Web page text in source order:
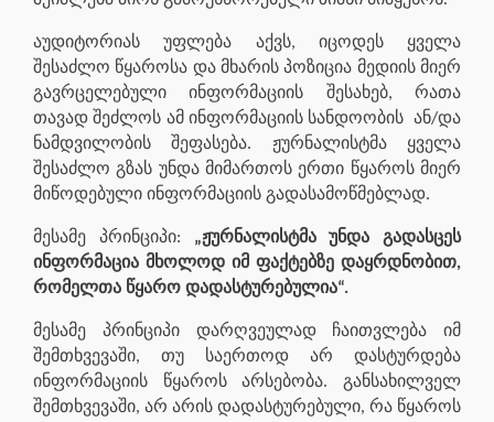
აუდიტორიას უფლება აქვს, იცოდეს ყველა
შესაძლო წყაროსა და მხარის პოზიცია მედიის მიერ
გავრცელებული ინფორმაციის შესახებ, რათა
თავად შეძლოს ამ ინფორმაციის სანდოობის ან/და
ნამდვილობის შეფასება. ჟურნალისტმა ყველა
შესაძლო გზას უნდა მიმართოს ერთი წყაროს მიერ
მიწოდებული ინფორმაციის გადასამოწმებლად.
მესამე პრინციპი: „ჟურნალისტმა უნდა გადასცეს
ინფორმაცია მხოლოდ იმ ფაქტებზე დაყრდნობით,
რომელთა წყარო დადასტურებულია“.
მესამე პრინციპი დარღვეულად ჩაითვლება იმ
შემთხვევაში, თუ საერთოდ არ დასტურდება
ინფორმაციის წყაროს არსებობა. განსახილველ
შემთხვევაში, არ არის დადასტურებული, რა წყაროს